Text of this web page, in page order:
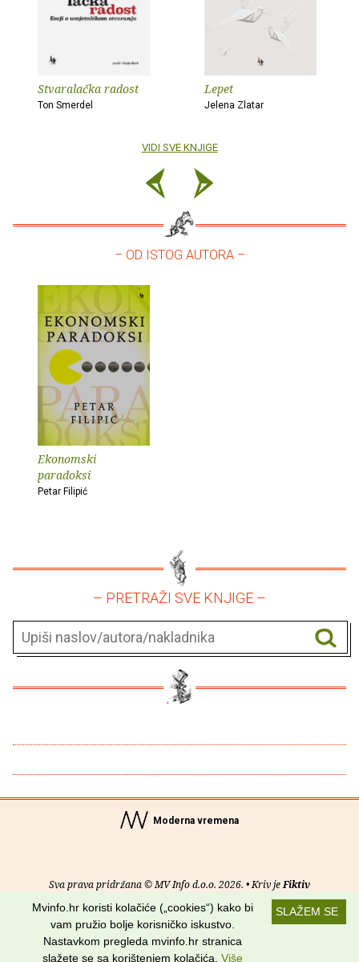
Stvaralačka radost
Ton Smerdel
Lepet
Jelena Zlatar
VIDI SVE KNJIGE
– OD ISTOG AUTORA –
Ekonomski
paradoksi
Petar Filipić
– PRETRAŽI SVE KNJIGE –
Moderna vremena
Sva prava pridržana © MV Info d.o.o. 2026. • Kriv jeFiktiv
O nama• Pomoć• Uvjeti korištenja•RSS kanali
Potraži nas na:
SLAŽEM SE
Mvinfo.hr koristi kolačiće („cookies“) kako bi
vam pružio bolje korisničko iskustvo.
Nastavkom pregleda mvinfo.hr stranica
slažete se sa korištenjem kolačića. Više